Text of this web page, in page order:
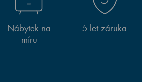
Nábytek na
míru
5 let záruka